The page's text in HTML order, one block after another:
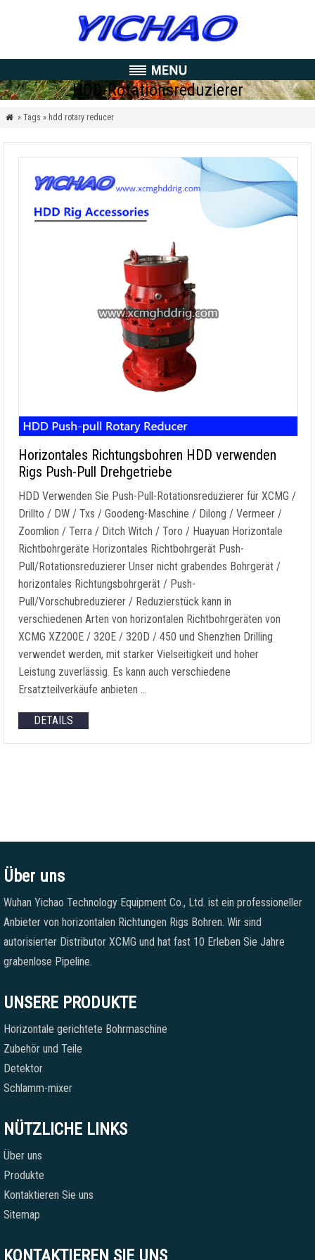
HDD-Rotationsreduzierer
 » Tags » hdd rotary reducer
Horizontales Richtungsbohren HDD verwenden
Rigs Push-Pull Drehgetriebe
HDD Verwenden Sie Push-Pull-Rotationsreduzierer für XCMG /
Drillto / DW / Txs / Goodeng-Maschine / Dilong / Vermeer /
Zoomlion / Terra / Ditch Witch / Toro / Huayuan Horizontale
Richtbohrgeräte Horizontales Richtbohrgerät Push-
Pull/Rotationsreduzierer Unser nicht grabendes Bohrgerät /
horizontales Richtungsbohrgerät / Push-
Pull/Vorschubreduzierer / Reduzierstück kann in
verschiedenen Arten von horizontalen Richtbohrgeräten von
XCMG XZ200E / 320E / 320D / 450 und Shenzhen Drilling
verwendet werden, mit starker Vielseitigkeit und hoher
Leistung zuverlässig. Es kann auch verschiedene
Ersatzteilverkäufe anbieten …
DETAILS
Über uns
Wuhan Yichao Technology Equipment Co., Ltd. ist ein professioneller
Anbieter von horizontalen Richtungen Rigs Bohren. Wir sind
autorisierter Distributor XCMG und hat fast 10 Erleben Sie Jahre
grabenlose Pipeline.
UNSERE PRODUKTE
Horizontale gerichtete Bohrmaschine
Zubehör und Teile
Detektor
Schlamm-mixer
NÜTZLICHE LINKS
Über uns
Produkte
Kontaktieren Sie uns
Sitemap
KONTAKTIEREN SIE UNS